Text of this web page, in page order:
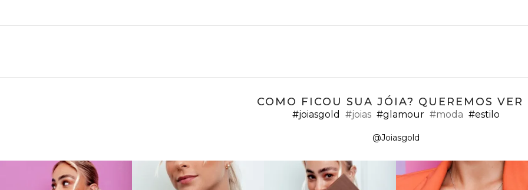
COMO FICOU SUA JÓIA? QUEREMOS VER
#joiasgold #joias #glamour #moda #estilo
@Joiasgold